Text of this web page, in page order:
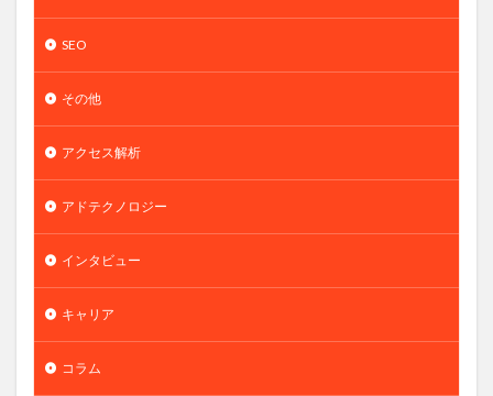
SEO
その他
アクセス解析
アドテクノロジー
インタビュー
キャリア
コラム